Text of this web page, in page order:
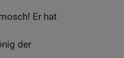
Er hat
der